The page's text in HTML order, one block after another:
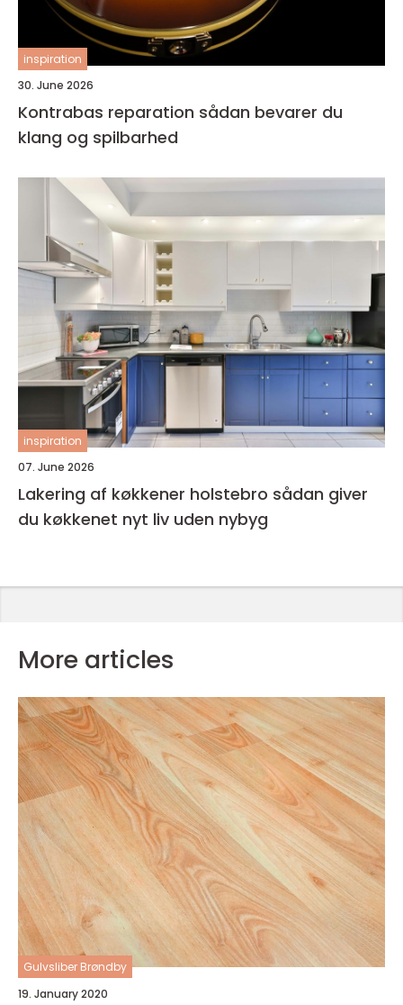
inspiration
30. June 2026
Kontrabas reparation sådan bevarer du
klang og spilbarhed
inspiration
07. June 2026
Lakering af køkkener holstebro sådan giver
du køkkenet nyt liv uden nybyg
More articles
Gulvsliber Brøndby
19. January 2020